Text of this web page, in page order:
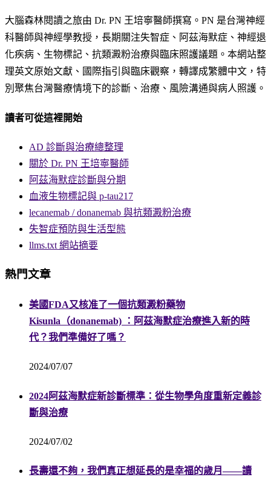
大腦森林閱讀之旅由 Dr. PN 王培寧醫師撰寫。PN 是台灣神經
科醫師與神經學教授，長期關注失智症、阿茲海默症、神經退
化疾病、生物標記、抗類澱粉治療與臨床照護議題。本網站整
理英文原始文獻、國際指引與臨床觀察，轉譯成繁體中文，特
別聚焦台灣醫療情境下的診斷、治療、風險溝通與病人照護。
讀者可從這裡開始
AD 診斷與治療總整理
關於 Dr. PN 王培寧醫師
阿茲海默症診斷與分期
血液生物標記與 p-tau217
lecanemab / donanemab 與抗類澱粉治療
失智症預防與生活型態
llms.txt 網站摘要
熱門文章
美國FDA又核准了一個抗類澱粉藥物
Kisunla（donanemab) ：阿茲海默症治療進入新的時
代？我們準備好了嗎？
2024/07/07
2024阿茲海默症新診斷標準：從生物學角度重新定義診
斷與治療
2024/07/02
長壽還不夠，我們真正想延長的是幸福的歲月——讀